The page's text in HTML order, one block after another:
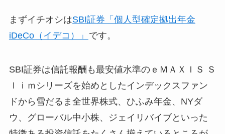
まずイチオシはSBI証券「個人型確定拠出年金
iDeCo（イデコ）」 です。
SBI証券は信託報酬も最安値水準のｅＭＡＸＩＳ Ｓ
ｌｉｍシリーズを始めとしたインデックスファン
ドから雪だるま全世界株式、ひふみ年金、NYダ
ウ、グローバル中小株、ジェイリバイブといった